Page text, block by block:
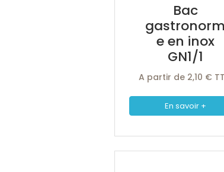
Bac
gastronorm
e en inox
GN1/1
A partir de 2,10 €
En savoir +